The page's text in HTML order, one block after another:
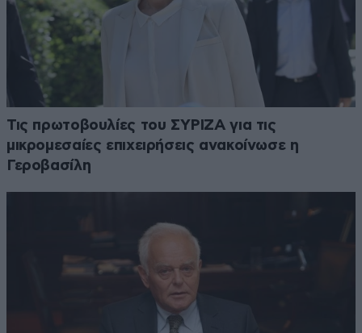
Τις πρωτοβουλίες του ΣΥΡΙΖΑ για τις
μικρομεσαίες επιχειρήσεις ανακοίνωσε η
Γεροβασίλη